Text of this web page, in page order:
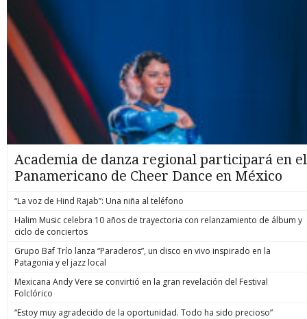
Academia de danza regional participará en el
Panamericano de Cheer Dance en México
“La voz de Hind Rajab”: Una niña al teléfono
Halim Music celebra 10 años de trayectoria con relanzamiento de álbum y
ciclo de conciertos
Grupo Baf Trío lanza “Paraderos”, un disco en vivo inspirado en la
Patagonia y el jazz local
Mexicana Andy Vere se convirtió en la gran revelación del Festival
Folclórico
“Estoy muy agradecido de la oportunidad. Todo ha sido precioso”